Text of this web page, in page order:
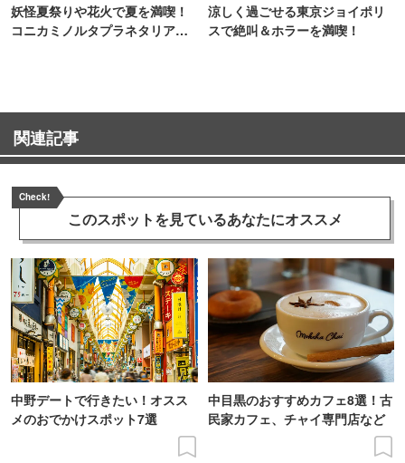
妖怪夏祭りや花火で夏を満喫！
コニカミノルタプラネタリア
涼しく過ごせる東京ジョイポリ
スで絶叫＆ホラーを満喫！
関連記事
Check!
このスポットを見ているあなたにオススメ
中野デートで行きたい！オスス
メのおでかけスポット7選
中目黒のおすすめカフェ8選！古
民家カフェ、チャイ専門店など